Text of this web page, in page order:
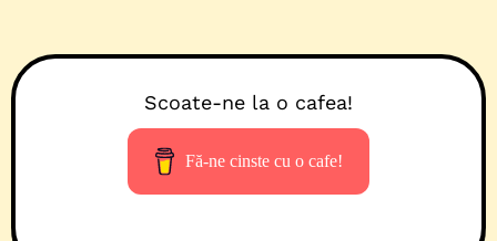
Scoate-ne la o cafea!
Fă-ne cinste cu o cafe!